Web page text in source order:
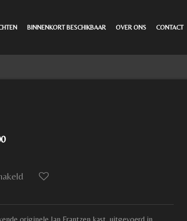
BINNENKORT BESCHIKBAAR OVER ONS CONTACT